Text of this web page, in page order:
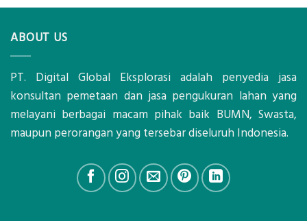
ABOUT US
PT. Digital Global Eksplorasi adalah penyedia jasa
konsultan pemetaan dan jasa pengukuran lahan yang
melayani berbagai macam pihak baik BUMN, Swasta,
maupun perorangan yang tersebar diseluruh Indonesia.